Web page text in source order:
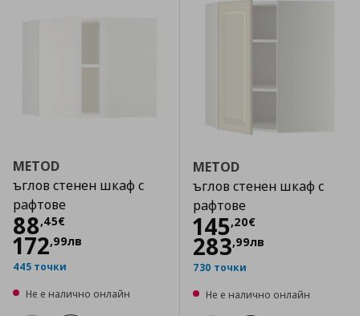
METOD
ъглов стенен шкаф с
рафтове
88,45€
Цена
172,99лв
445 точки
Не е налично онлайн
METOD
ъглов стенен шкаф с
рафтове
145,20€
Цена
283,99лв
730 точки
Не е налично онлайн